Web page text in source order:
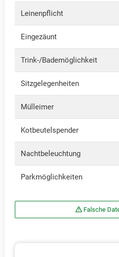
Leinenpflicht
Eingezäunt
Trink-/Bademöglichkeit
Sitzgelegenheiten
Mülleimer
Kotbeutelspender
Nachtbeleuchtung
Parkmöglichkeiten
Falsche